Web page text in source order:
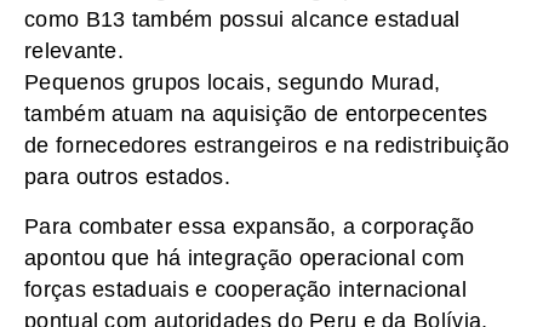
como B13 também possui alcance estadual
relevante.
Pequenos grupos locais, segundo Murad,
também atuam na aquisição de entorpecentes
de fornecedores estrangeiros e na redistribuição
para outros estados.
Para combater essa expansão, a corporação
apontou que há integração operacional com
forças estaduais e cooperação internacional
pontual com autoridades do Peru e da Bolívia,